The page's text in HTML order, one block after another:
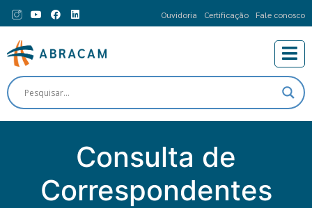
Ouvidoria Certificação Fale conosco
Consulta de
Correspondentes